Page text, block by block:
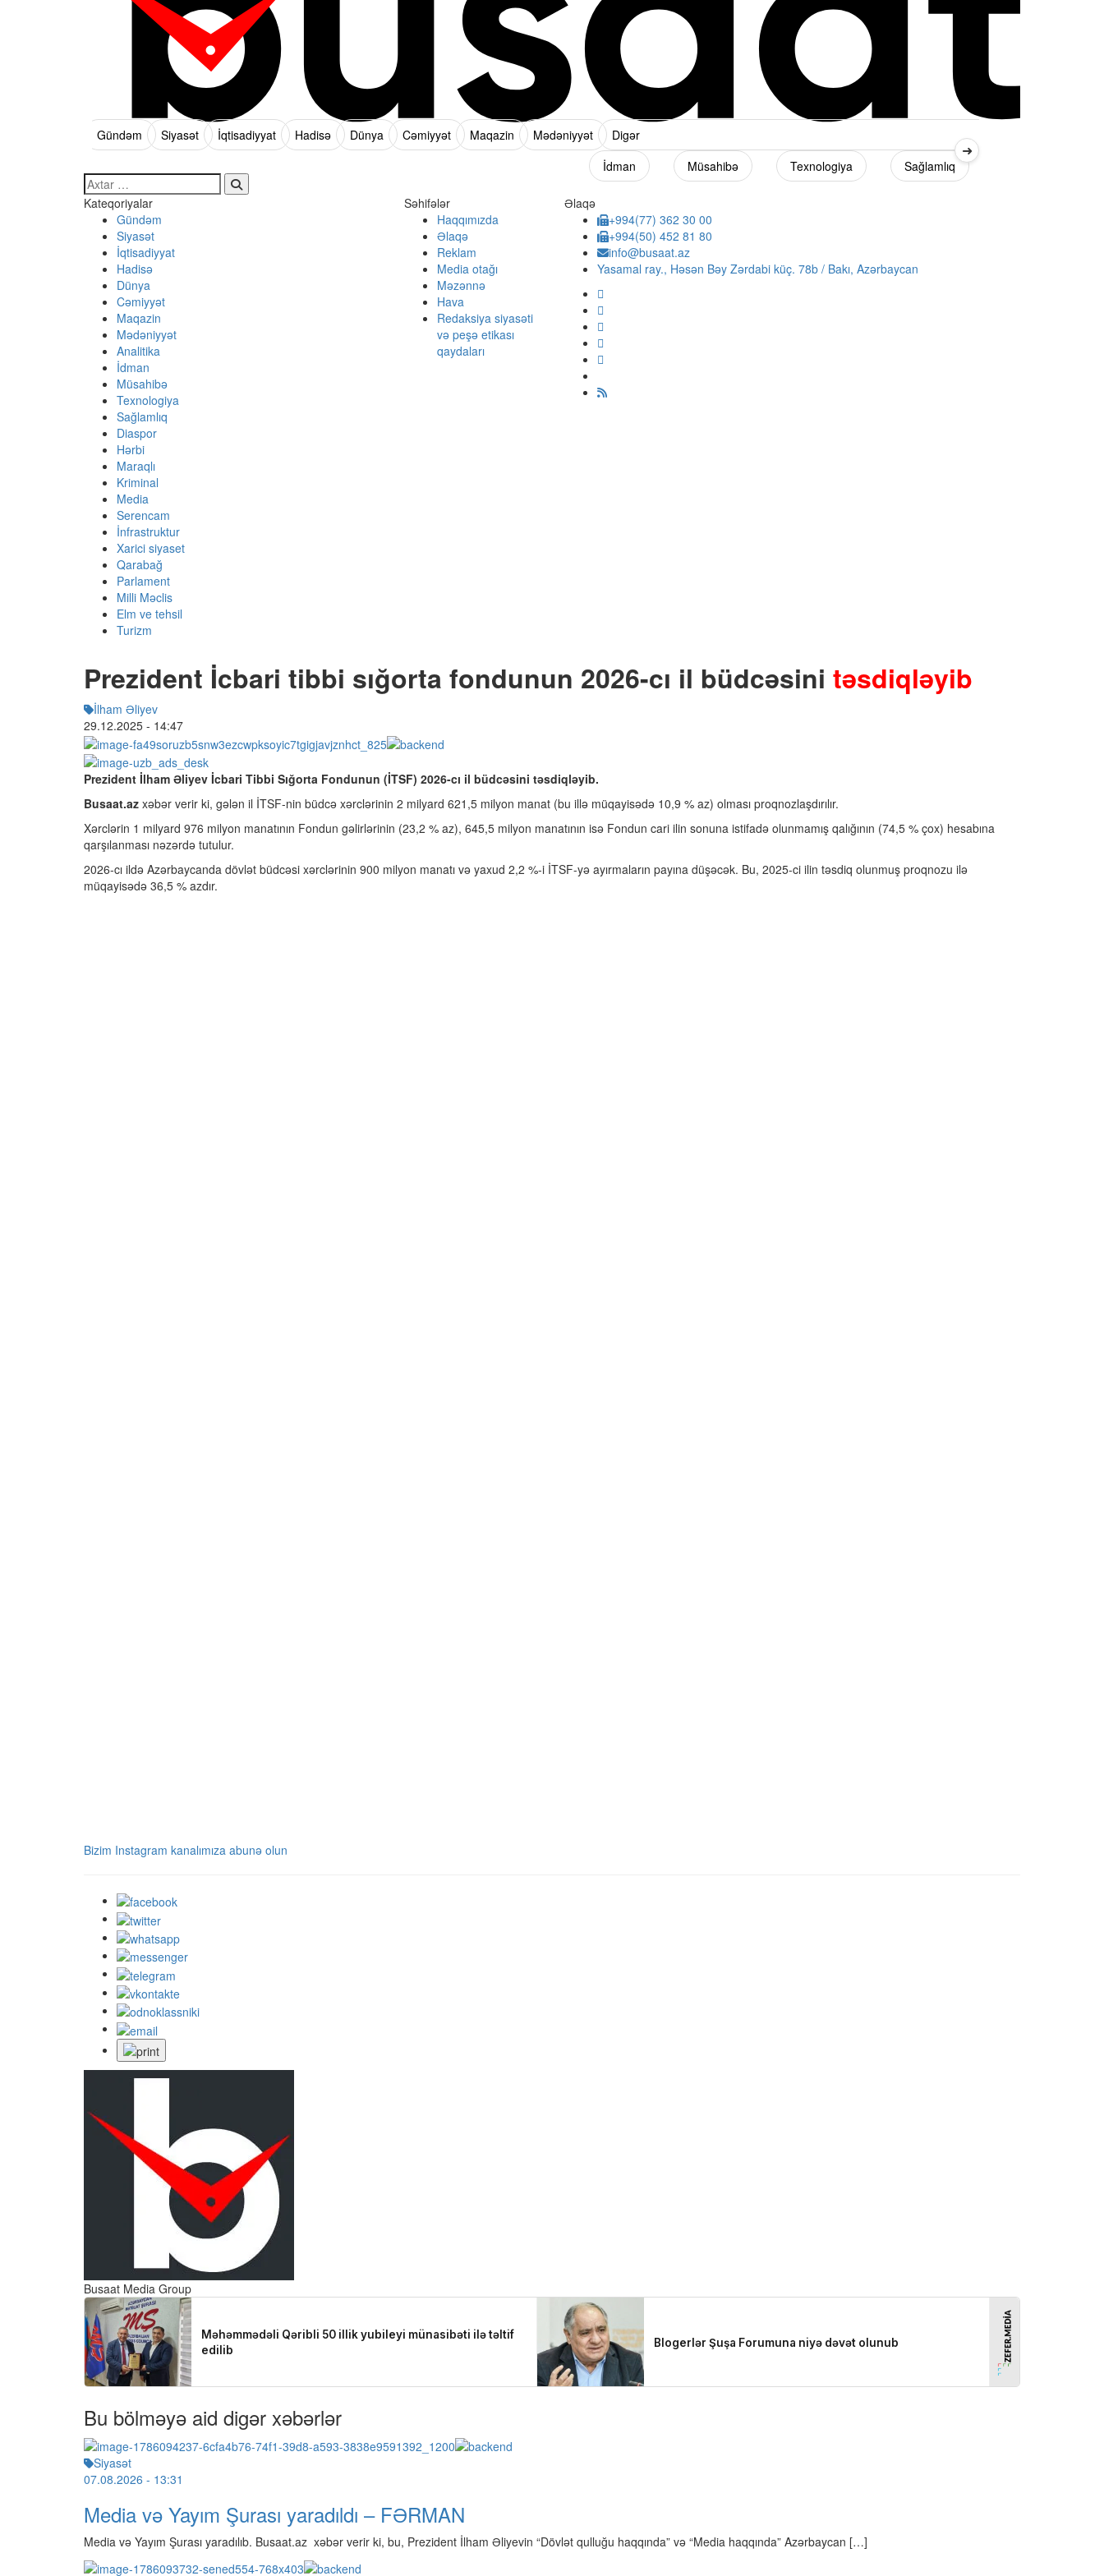
Gündəm Siyasət İqtisadiyyat Hadisə Dünya Cəmiyyət Maqazin Mədəniyyət
Digər
İdman
Müsahibə Texnologiya Sağlamlıq
➜
Search…
Kateqoriyalar
Gündəm
Siyasət
İqtisadiyyat
Hadisə
Dünya
Cəmiyyət
Maqazin
Mədəniyyət
Analitika
İdman
Müsahibə
Texnologiya
Sağlamlıq
Diaspor
Hərbi
Maraqlı
Kriminal
Media
Serencam
İnfrastruktur
Xarici siyaset
Qarabağ
Parlament
Milli Məclis
Elm ve tehsil
Turizm
Səhifələr
Haqqımızda
Əlaqə
Reklam
Media otağı
Məzənnə
Hava
Redaksiya siyasəti
və peşə etikası
qaydaları
Əlaqə
+994(77) 362 30 00
+994(50) 452 81 80
info@busaat.az
Yasamal ray., Həsən Bəy Zərdabi küç. 78b / Bakı, Azərbaycan
Prezident İcbari tibbi sığorta fondunun 2026-cı il büdcəsini təsdiqləyib
İlham Əliyev
29.12.2025 - 14:47
Prezident İlham Əliyev İcbari Tibbi Sığorta Fondunun (İTSF) 2026-cı il büdcəsini təsdiqləyib.
Busaat.az xəbər verir ki, gələn il İTSF-nin büdcə xərclərinin 2 milyard 621,5 milyon manat (bu illə müqayisədə 10,9 % az) olması proqnozlaşdırılır.
Xərclərin 1 milyard 976 milyon manatının Fondun gəlirlərinin (23,2 % az), 645,5 milyon manatının isə Fondun cari ilin sonuna istifadə olunmamış qalığının (74,5 % çox) hesabına
qarşılanması nəzərdə tutulur.
2026-cı ildə Azərbaycanda dövlət büdcəsi xərclərinin 900 milyon manatı və yaxud 2,2 %-i İTSF-yə ayırmaların payına düşəcək. Bu, 2025-ci ilin təsdiq olunmuş proqnozu ilə
müqayisədə 36,5 % azdır.
Bizim Instagram kanalımıza abunə olun
Busaat Media Group
Bu bölməyə aid digər xəbərlər
Siyasət
07.08.2026 - 13:31
Media və Yayım Şurası yaradıldı – FƏRMAN
Media və Yayım Şurası yaradılıb. Busaat.az xəbər verir ki, bu, Prezident İlham Əliyevin “Dövlət qulluğu haqqında” və “Media haqqında” Azərbaycan […]